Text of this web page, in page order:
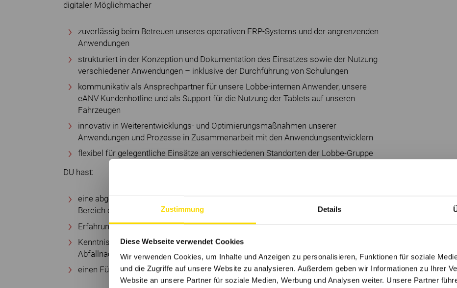
Zustimmung Details
Diese Webseite verwendet Cookies
Wir verwenden Cookies, um Inhalte und Anzeigen zu personalisieren, Funktionen für soziale
und die Zugriffe auf unsere Website zu analysieren. Außerdem geben wir Informationen zu Ihrer
Website an unsere Partner für soziale Medien, Werbung und Analysen weiter. Unsere Partner
digitaler Möglichmacher
zuverlässig beim Betreuen unseres operativen ERP-Systems und der angrenzenden
Anwendungen
strukturiert in der Konzeption und Dokumentation des Einsatzes sowie der Nutzung
verschiedener Anwendungen – inklusive der Durchführung von Schulungen
kommunikativ als Ansprechpartner für unsere Lobbe-internen Anwender, unsere
eANV Kundenhotline und als Support für die Nutzung der Tablets auf unseren
Fahrzeugen
innovativ in Weiterentwicklungs- und Optimierungsmaßnahmen unserer
Anwendungen und Prozesse in Zusammenarbeit mit den Anwendungsentwicklern
flexibel für gelegentliche Einsätze an verschiedenen Standorten der Lobbe-Gruppe
DU hast:
eine abgeschlossene Ausbildung in einem kaufmännischen oder IT-technischen
Bereich oder ein Studium der Informatik
Erfahrung in der Anwendungsbetreuung und -konzeption (idealerweise)
Kenntnisse in der Abfallwirtschaft, Disposition, Telematik oder im elektronischen
Abfallnachweisverfahren (eANV) (idealerweise)
einen Führerschein Klasse B